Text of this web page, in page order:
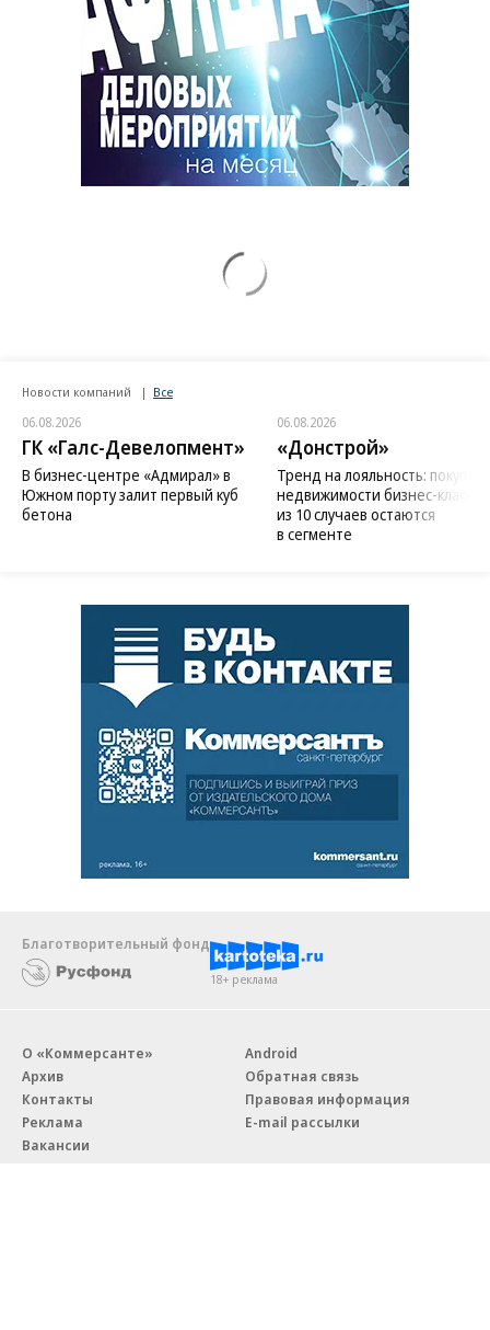
Новости компаний Все
06.08.2026
ГК «Галс-Девелопмент»
В бизнес-центре «Адмирал» в
Южном порту залит первый куб
бетона
06.08.2026
«Донстрой»
Тренд на лояльность:
недвижимости бизнес-класса
из 10 случаев остаются
в сегменте
Благотворительный фонд
18+ реклама
О «Коммерсанте»
Архив
Контакты
Реклама
Вакансии
Android
Обратная связь
Правовая информация
E-mail рассылки